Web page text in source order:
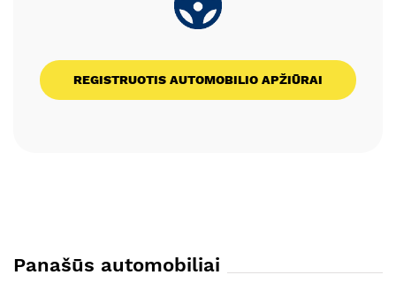
REGISTRUOTIS AUTOMOBILIO APŽIŪRAI
Panašūs automobiliai